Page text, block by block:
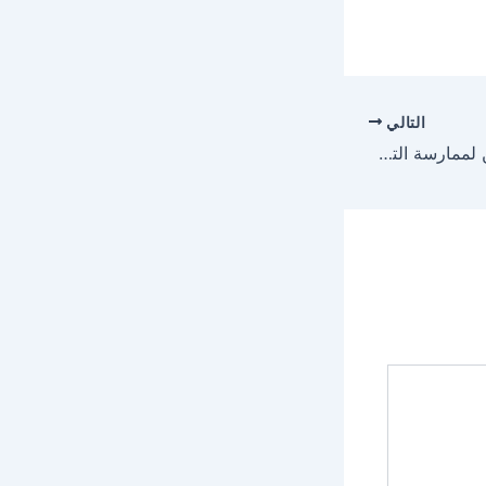
التالي
ضبط مقيمين باكستانيين لممارسة التسول